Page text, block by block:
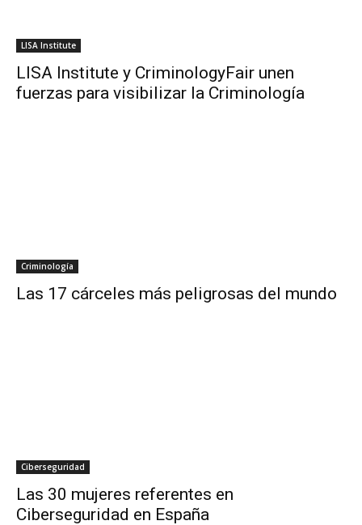
LISA Institute
LISA Institute y CriminologyFair unen
fuerzas para visibilizar la Criminología
Criminología
Las 17 cárceles más peligrosas del mundo
Ciberseguridad
Las 30 mujeres referentes en
Ciberseguridad en España